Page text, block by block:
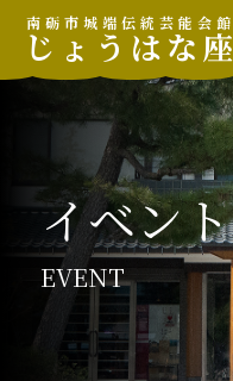
南砺市城端伝統芸能会館
じょうはな座
イベント
EVENT